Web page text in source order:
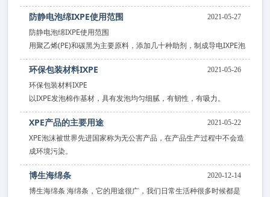
辐射加工技术利用电离子辐射对物质产生的交联，改变了基材的原始
结构和形状。
防静电泡绵IXPE使用范围 2021-05-27
防静电泡绵IXPE使用范围
用聚乙烯(PE)和碳黑为主要原料，添加几十种助剂，制成导电IXPE泡
棉，经致密处理。
练制粒、挤片、电子束辐照、热发泡等工艺，使碳素与聚乙烯成为高
成形率材料。
分子式导电泡棉，导电性能好，能长期持续地消除静电，不污染，不
腐蚀。
环保包装材料IXPE 2021-05-26
环保包装材料IXPE
以IXPE发泡棉作基材，具有发泡均匀细腻，有韧性，有吸力。
水的性质小，抗热压，不易脱落，抗拉强度高，减震性能好，抗霉
变，耐霉。
XPE产品的主要用途 2021-05-22
XPE泡沫被世界先进国家称为无公害产品，在产品生产过程中不会造
成环境污染。
PS、PU产品容易风化，不易回收，焚烧时大气污染严重，世界先进
国家禁止PS、PU作为包装物进入。
口，即必须用XPE或EPE包装的产品，才能进口。
博生海绵条 2020-12-14
博生海绵条 海绵条，它的用途很广，我们日常生活种很多时候都是